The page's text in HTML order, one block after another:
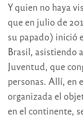
Y quien no haya
que en julio de
su papado) inició
Brasil, asistiendo
Juventud, que
personas. Allí, en
organizada el
en el continente,